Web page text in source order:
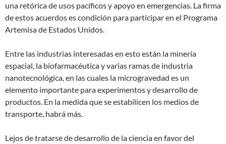
una retórica de usos pacíficos y apoyo en emergencias. La firma
de estos acuerdos es condición para participar en el Programa
Artemisa de Estados Unidos.
Entre las industrias interesadas en esto están la minería
espacial, la biofarmacéutica y varias ramas de industria
nanotecnológica, en las cuales la microgravedad es un
elemento importante para experimentos y desarrollo de
productos. En la medida que se estabilicen los medios de
transporte, habrá más.
Lejos de tratarse de desarrollo de la ciencia en favor del